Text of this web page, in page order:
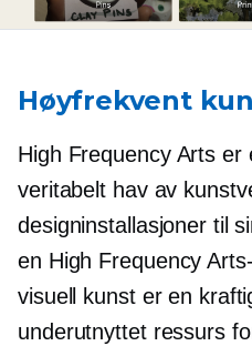
Høyfrekvent
High Frequency Arts
veritabelt hav av
designinstallasjoner til
en High Frequency
visuell kunst er en
underutnyttet ressurs